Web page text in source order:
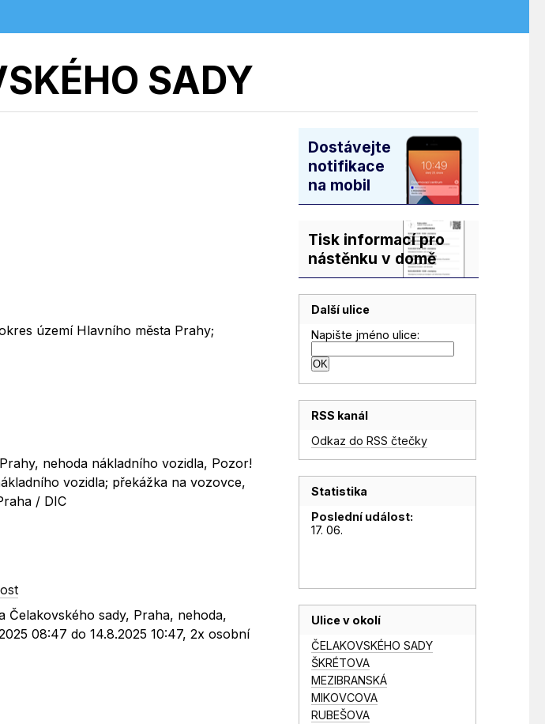
SADY
území Hlavního města Prahy;
nehoda nákladního vozidla, Pozor!
vozidla; překážka na vozovce,
/ DIC
Čelakovského sady, Praha, nehoda,
08:47 do 14.8.2025 10:47, 2x osobní
Dostávejte
notifikace
na mobil
Tisk informací pro
nástěnku v domě
Další ulice
Napište jméno ulice:
RSS kanál
Odkaz do RSS čtečky
Statistika
Poslední událost:
17. 06.
Ulice v okolí
ČELAKOVSKÉHO SADY
ŠKRÉTOVA
MEZIBRANSKÁ
MIKOVCOVA
RUBEŠOVA